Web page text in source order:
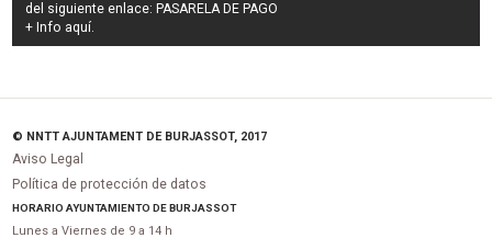
del siguiente enlace: PASARELA DE PAGO
+ Info aquí.
© NNTT AJUNTAMENT DE BURJASSOT, 2017
Aviso Legal
Política de protección de datos
HORARIO AYUNTAMIENTO DE BURJASSOT
Lunes a Viernes de 9 a 14 h